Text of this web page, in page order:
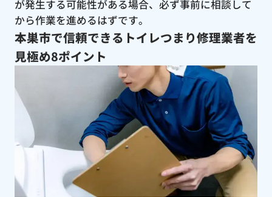
が発生する可能性がある場合、必ず事前に相談して
から作業を進めるはずです。
本巣市で信頼できるトイレつまり修理業者を
見極め8ポイント